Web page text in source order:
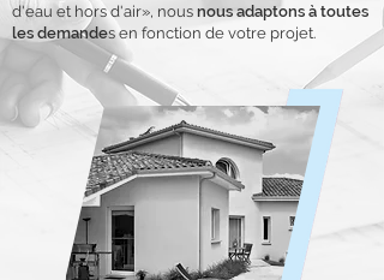
d'eau et hors d'air», nous nous adaptons à toutes
les demandes en fonction de votre projet.